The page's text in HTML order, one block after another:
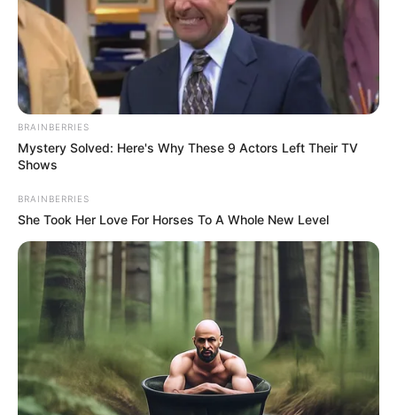
Negara: Indonesia
Sutradara: Dedi Setiadi
Produser: FX Rudy Gunawan, Imran Hasibuan
Penulis Naskah: Archie Hekagery
Rumah Produksi: Alimi Pictures
Channel TV: –
Jadwal Tayang: 13 Mei 2021
BRAINBERRIES
Mystery Solved: Here's Why These 9 Actors Left Their TV
Shows
BRAINBERRIES
She Took Her Love For Horses To A Whole New Level